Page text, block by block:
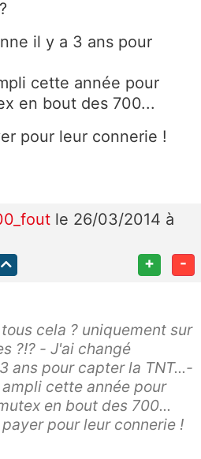
il y a 3 ans pour
cette année pour
en bout des 700...
pour leur connerie !
le 26/03/2014 à
+ -
cela ? uniquement sur
?!? - J'ai changé
ans pour capter la TNT...-
cette année pour
en bout des 700...
pour leur connerie !